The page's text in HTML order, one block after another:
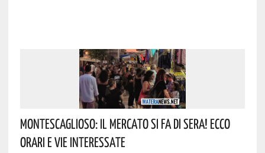
Montescaglioso: Il Mercato Si Fa Di Sera! Ecco
Orari E Vie Interessate